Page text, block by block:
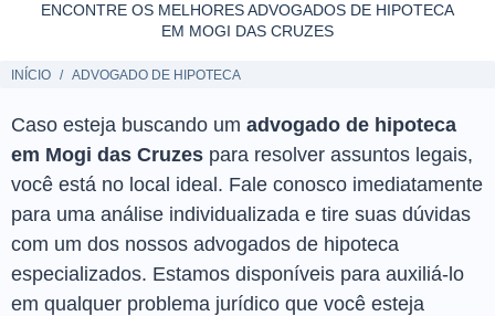
ENCONTRE OS MELHORES ADVOGADOS DE HIPOTECA
EM MOGI DAS CRUZES
INÍCIO ADVOGADO DE HIPOTECA
Caso esteja buscando um advogado de hipoteca
em Mogi das Cruzes para resolver assuntos legais,
você está no local ideal. Fale conosco imediatamente
para uma análise individualizada e tire suas dúvidas
com um dos nossos advogados de hipoteca
especializados. Estamos disponíveis para auxiliá-lo
em qualquer problema jurídico que você esteja